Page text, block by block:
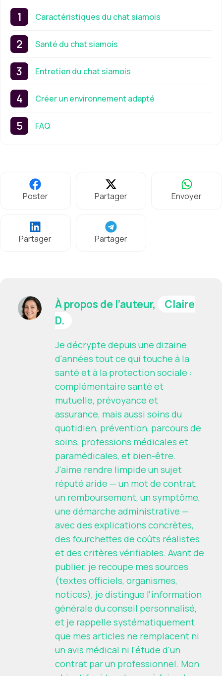
Caractéristiques du chat siamois
Santé du chat siamois
Entretien du chat siamois
Créer un environnement adapté
FAQ
Poster Partager Envoyer
Partager Partager
À propos de l’auteur,
Claire
D.
Je décrypte depuis une dizaine
d'années tout ce qui touche à la
santé et à la protection sociale :
complémentaire santé et
mutuelle, prévoyance et
assurance, mais aussi soins du
quotidien, prévention, parcours de
soins, professions médicales et
paramédicales, et bien-être.
J'aime rendre limpide un sujet
réputé aride — un mot de contrat,
un remboursement, un symptôme,
une démarche administrative —
avec des explications concrètes,
des fourchettes de coûts réalistes
et des critères vérifiables. Avant de
publier, je recoupe mes sources
(textes officiels, organismes,
notices), je distingue l'information
générale du conseil personnalisé,
et je rappelle systématiquement
que mes articles ne remplacent ni
un avis médical ni l'étude d'un
contrat par un professionnel. Mon